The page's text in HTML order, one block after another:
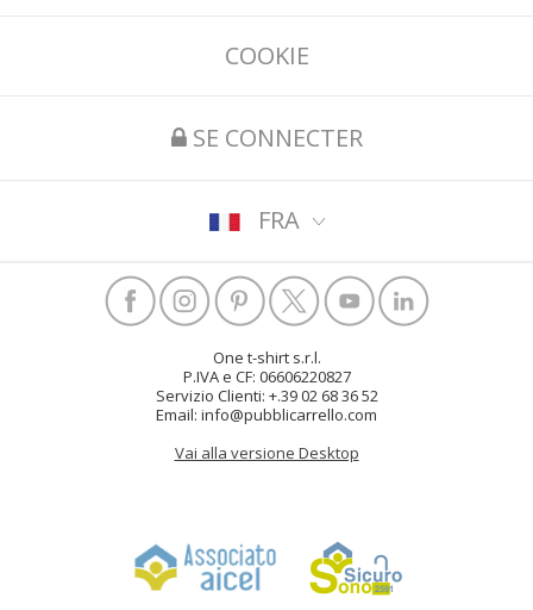
COOKIE
SE CONNECTER
FRA
One t-shirt s.r.l.
P.IVA e CF: 06606220827
Servizio Clienti: +.39 02 68 36 52
Email: info@pubblicarrello.com
Vai alla versione Desktop